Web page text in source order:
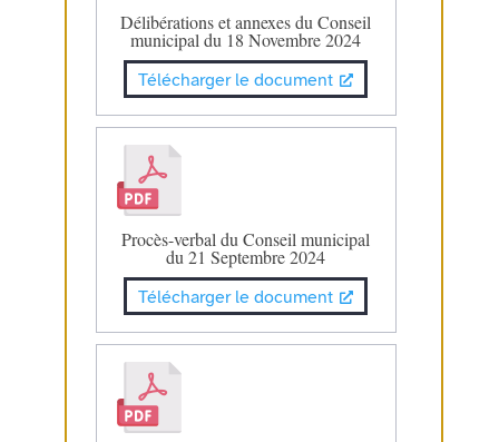
Délibérations et annexes du Conseil
municipal du 18 Novembre 2024
Télécharger le document
Procès-verbal du Conseil municipal
du 21 Septembre 2024
Télécharger le document